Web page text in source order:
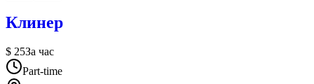
Клинер
$ 25За час
Part-time